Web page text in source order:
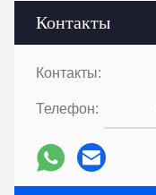
Контакты
Контакты:
Телефон: